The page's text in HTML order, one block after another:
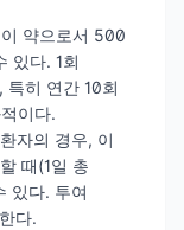
약으로서 500
있다. 1회
특히 연간 10회
이다.
자의 경우, 이
때(1일 총
있다. 투여
다.